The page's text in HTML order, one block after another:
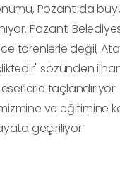
Pozantı’da
Pozantı
törenlerle değil,
sözünden
eserlerle
ve eğitimine
geçiriliyor.